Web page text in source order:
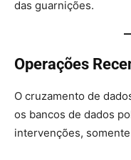
das guarnições.
Operações
O cruzamento de
os bancos de dados
intervenções,